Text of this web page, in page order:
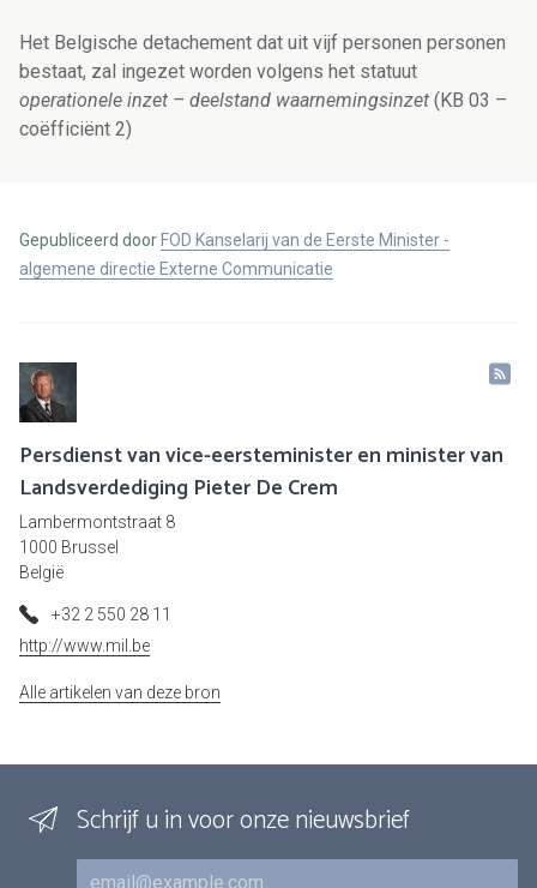
Het Belgische detachement dat uit vijf personen personen
bestaat, zal ingezet worden volgens het statuut
operationele inzet – deelstand waarnemingsinzet (KB 03 –
coëfficiënt 2)
Gepubliceerd door FOD Kanselarij van de Eerste Minister -
algemene directie Externe Communicatie
Persdienst van vice-eersteminister en minister van
Landsverdediging Pieter De Crem
Lambermontstraat 8
1000 Brussel
België
+32 2 550 28 11
http://www.mil.be
Alle artikelen van deze bron
Schrijf u in voor onze nieuwsbrief
E-mail